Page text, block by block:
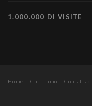
1.000.000 DI VISITE
Home Chi siamo Contattaci